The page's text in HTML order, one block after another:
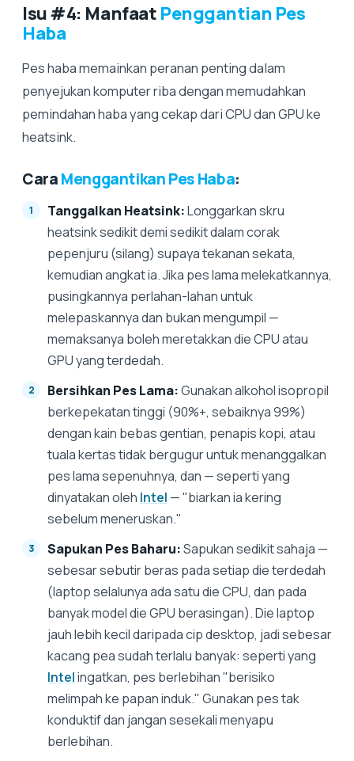
Isu #4: Manfaat Penggantian Pes
Haba
Pes haba memainkan peranan penting dalam
penyejukan komputer riba dengan memudahkan
pemindahan haba yang cekap dari CPU dan GPU ke
heatsink.
CaraMenggantikan Pes Haba:
Tanggalkan Heatsink:Longgarkan skru
heatsink sedikit demi sedikit dalam corak
pepenjuru (silang) supaya tekanan sekata,
kemudian angkat ia. Jika pes lama melekatkannya,
pusingkannya perlahan-lahan untuk
melepaskannya dan bukan mengumpil —
memaksanya boleh meretakkan die CPU atau
GPU yang terdedah.
Bersihkan Pes Lama:Gunakan alkohol isopropil
berkepekatan tinggi (90%+, sebaiknya 99%)
dengan kain bebas gentian, penapis kopi, atau
tuala kertas tidak bergugur untuk menanggalkan
pes lama sepenuhnya, dan — seperti yang
dinyatakan oleh Intel — "biarkan ia kering
sebelum meneruskan."
Sapukan Pes Baharu:Sapukan sedikit sahaja —
sebesar sebutir beras pada setiap die terdedah
(laptop selalunya ada satu die CPU, dan pada
banyak model die GPU berasingan). Die laptop
jauh lebih kecil daripada cip desktop, jadi sebesar
kacang pea sudah terlalu banyak: seperti yang
Intelingatkan, pes berlebihan "berisiko
melimpah ke papan induk." Gunakan pes tak
konduktif dan jangan sesekali menyapu
berlebihan.